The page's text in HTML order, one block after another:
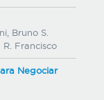
Bruno S.
Francisco
Negociar